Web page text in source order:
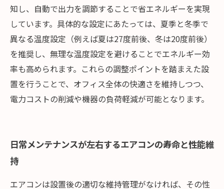
知し、自動で出力を調節することで省エネルギーを実現
しています。具体的な設定にあたっては、夏季と冬季で
異なる温度設定（例えば夏は27度前後、冬は20度前後）
を推奨し、無理な温度設定を避けることでエネルギー効
率も高められます。これらの調整ポイントを踏まえた設
置を行うことで、オフィス全体の快適さを維持しつつ、
電力コストの削減や機器の負荷軽減が可能となります。
日常メンテナンスが左右するエアコンの寿命と性能維
持
エアコンは設置後の適切な維持管理がなければ、その性